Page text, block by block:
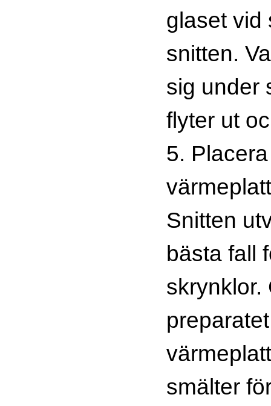
glaset vid
snitten.
sig under
flyter ut
5.
Snitten
bästa fall
skrynklor.
smälter